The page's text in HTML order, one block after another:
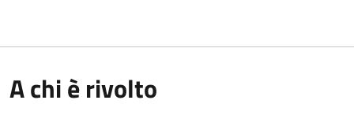
A chi è rivolto